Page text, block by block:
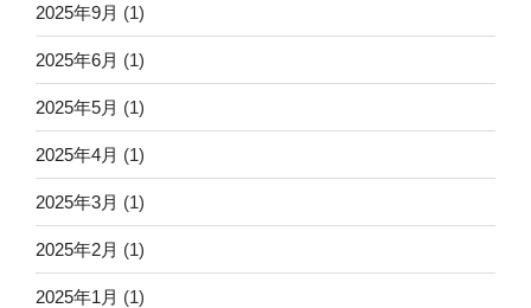
2025年9月 (1)
2025年6月 (1)
2025年5月 (1)
2025年4月 (1)
2025年3月 (1)
2025年2月 (1)
2025年1月 (1)